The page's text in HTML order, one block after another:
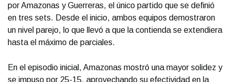
por Amazonas y Guerreras, el único partido que se definió
en tres sets. Desde el inicio, ambos equipos demostraron
un nivel parejo, lo que llevó a que la contienda se extendiera
hasta el máximo de parciales.
En el episodio inicial, Amazonas mostró una mayor solidez y
se impuso por 25-15, aprovechando su efectividad en la